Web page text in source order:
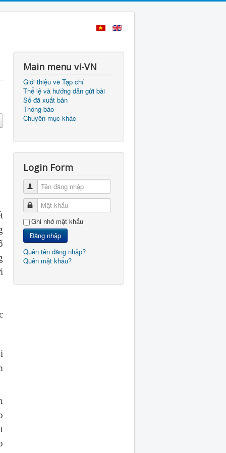
Main menu vi-VN
Giới thiệu về Tạp chí
Thể lệ và hướng dẫn gửi bài
Số đã xuất bản
Thông báo
Chuyên mục khác
Login Form
Tên đăng nhập
Mật khẩu
Ghi nhớ mật khẩu
Đăng nhập
Quên tên đăng nhập?
Quên mật khẩu?